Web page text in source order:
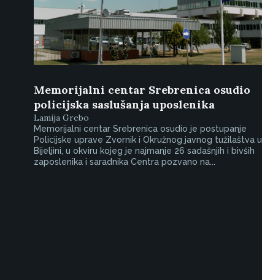
Memorijalni centar Srebrenica osudio
policijska saslušanja uposlenika
Lamija Grebo
Memorijalni centar Srebrenica osudio je postupanje
Policijske uprave Zvornik i Okružnog javnog tužilaštva u
Bijeljini, u okviru kojeg je najmanje 26 sadašnjih i bivših
zaposlenika i saradnika Centra pozvano na...